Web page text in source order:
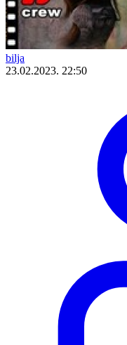
bilja
23.02.2023. 22:50